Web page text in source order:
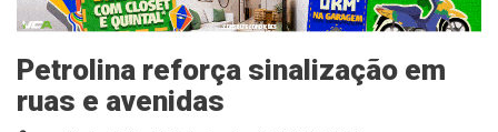
Petrolina reforça sinalização em
ruas e avenidas